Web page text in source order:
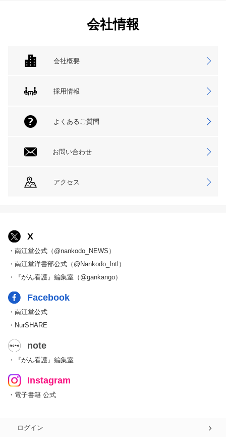
会社情報
会社概要
採用情報
よくあるご質問
お問い合わせ
アクセス
X
・南江堂公式（@nankodo_NEWS）
・南江堂洋書部公式（@Nankodo_Intl）
・『がん看護』編集室（@gankango）
Facebook
・南江堂公式
・NurSHARE
note
・『がん看護』編集室
Instagram
・電子書籍 公式
ログイン